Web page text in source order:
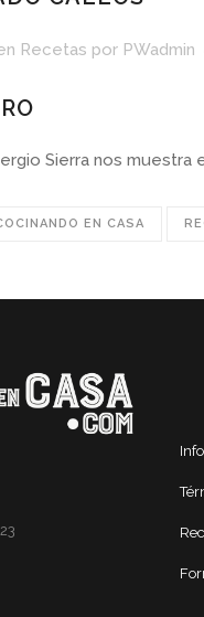
Recetas por PWadmin
Sierra nos muestra
EN CASA